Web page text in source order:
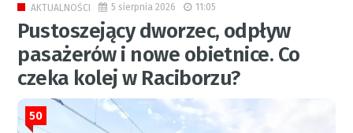
AKTUALNOŚCI 5 sierpnia 2026 11:05
Pustoszejący dworzec, odpływ
pasażerów i nowe obietnice. Co
czeka kolej w Raciborzu?
50